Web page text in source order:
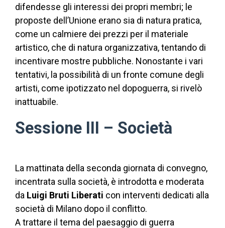
difendesse gli interessi dei propri membri; le
proposte dell’Unione erano sia di natura pratica,
come un calmiere dei prezzi per il materiale
artistico, che di natura organizzativa, tentando di
incentivare mostre pubbliche. Nonostante i vari
tentativi, la possibilità di un fronte comune degli
artisti, come ipotizzato nel dopoguerra, si rivelò
inattuabile.
Sessione III – Società
La mattinata della seconda giornata di convegno,
incentrata sulla società, è introdotta e moderata
da Luigi Bruti Liberati con interventi dedicati alla
società di Milano dopo il conflitto.
A trattare il tema del paesaggio di guerra